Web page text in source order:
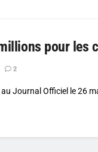
pour les
2
Journal Officiel le 26